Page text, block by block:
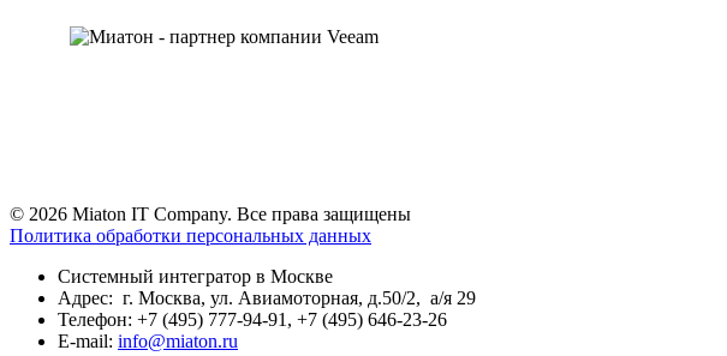
© 2026 Miaton IT Company. Все права защищены
Политика обработки персональных данных
Системный интегратор в Москве
Адрес: г. Москва, ул. Авиамоторная, д.50/2, а/я 29
Телефон: +7 (495) 777-94-91, +7 (495) 646-23-26
E-mail: info@miaton.ru